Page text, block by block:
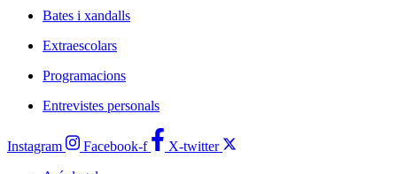
Bates i xandalls
Extraescolars
Programacions
Entrevistes personals
Instagram Facebook-f
X-twitter